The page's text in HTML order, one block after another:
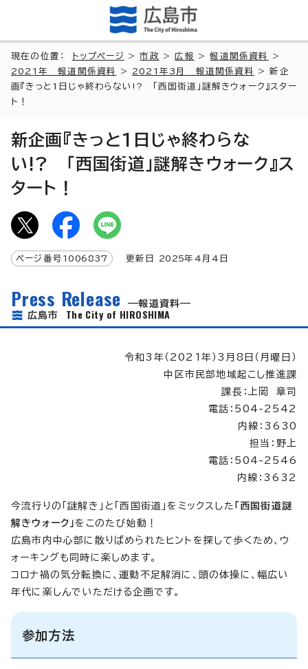
現在の位置： トップページ >市政 >広報 >報道関係資料
>
2021年 報道関係資料
> 2021年3月 報道関係資料
> 新企
画『きっと1日じゃ終わらない!? 「西国街道」謎解きウォーク』スター
ト！
新企画『きっと1日じゃ終わらな
い!? 「西国街道」謎解きウォーク』ス
タート！
ページ番号 1006837 更新日 2025年4月4日
Press Release
報道資料
広島市 The City of HIROSHIMA
令和3年（2021年）3月8日（月曜日）
中区市民部地域起こし推進課
課長：上岡 章司
電話：504-2542
内線：3630
担当：野上
電話：504-2546
内線：3632
今流行りの「謎解き」と「西国街道」をミックスした 「西国街道謎
解きウォーク」 をこのたび始動！
広島市内中心部に散りばめられたヒントを探して歩くため、ウ
ォーキングも同時に楽しめます。
コロナ禍の気分転換に、運動不足解消に、頭の体操に、幅広い
年代に楽しんでいただける企画です。
参加方法